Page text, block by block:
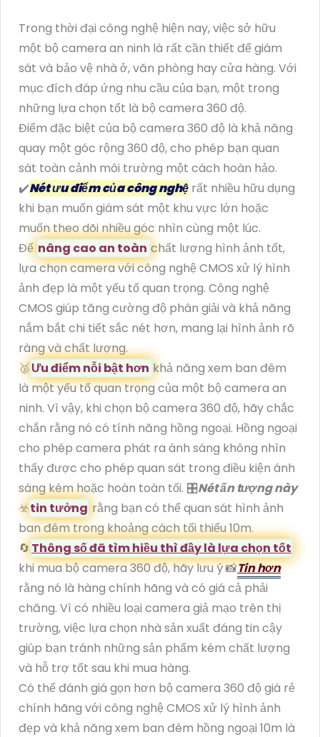
Trong thời đại công nghệ hiện nay, việc sở hữu
một bộ camera an ninh là rất cần thiết để giám
sát và bảo vệ nhà ở, văn phòng hay cửa hàng. Với
mục đích đáp ứng nhu cầu của bạn, một trong
những lựa chọn tốt là bộ camera 360 độ.
Điểm đặc biệt của bộ camera 360 độ là khả năng
quay một góc rộng 360 độ, cho phép bạn quan
sát toàn cảnh môi trường một cách hoàn hảo.
✔️Nét ưu điểm của công nghệ rất nhiều hữu dụng
khi bạn muốn giám sát một khu vực lớn hoặc
muốn theo dõi nhiều góc nhìn cùng một lúc.
Để nâng cao an toàn chất lượng hình ảnh tốt,
lựa chọn camera với công nghệ CMOS xử lý hình
ảnh đẹp là một yếu tố quan trọng. Công nghệ
CMOS giúp tăng cường độ phân giải và khả năng
nắm bắt chi tiết sắc nét hơn, mang lại hình ảnh rõ
ràng và chất lượng.
️🥈 Ưu điểm nỗi bật hơn khả năng xem ban đêm
là một yếu tố quan trọng của một bộ camera an
ninh. Vì vậy, khi chọn bộ camera 360 độ, hãy chắc
chắn rằng nó có tính năng hồng ngoại. Hồng ngoại
cho phép camera phát ra ánh sáng không nhìn
thấy được cho phép quan sát trong điều kiện ánh
sáng kém hoặc hoàn toàn tối. 🎛Nét ấn tượng này
☣️tin tưởng rằng bạn có thể quan sát hình ảnh
ban đêm trong khoảng cách tối thiểu 10m.
🔄 Thông số đã tìm hiều thì đầy là lựa chọn tốt
khi mua bộ camera 360 độ, hãy lưu ý 📸Tin hơn
rằng nó là hàng chính hãng và có giá cả phải
chăng. Vì có nhiều loại camera giả mạo trên thị
trường, việc lựa chọn nhà sản xuất đáng tin cậy
giúp bạn tránh những sản phẩm kém chất lượng
và hỗ trợ tốt sau khi mua hàng.
Có thể đánh giá gọn hơn bộ camera 360 độ giá rẻ
chính hãng với công nghệ CMOS xử lý hình ảnh
đẹp và khả năng xem ban đêm hồng ngoại 10m là